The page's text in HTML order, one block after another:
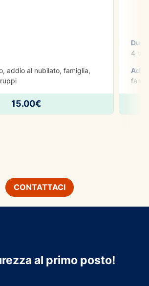
addio al nubilato, famiglia,
15.00€
4 h
CONTATTACI
al primo posto!